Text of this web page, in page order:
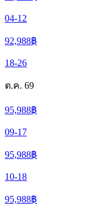
04-12
92,988฿
18-26
ต.ค. 69
95,988฿
09-17
95,988฿
10-18
95,988฿